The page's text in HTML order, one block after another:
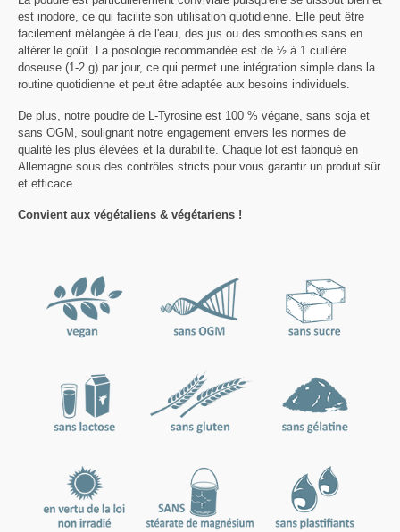
est inodore, ce qui facilite son utilisation quotidienne. Elle peut être
facilement mélangée à de l'eau, des jus ou des smoothies sans en
altérer le goût. La posologie recommandée est de ½ à 1 cuillère
doseuse (1-2 g) par jour, ce qui permet une intégration simple dans la
routine quotidienne et peut être adaptée aux besoins individuels.
De plus, notre poudre de L-Tyrosine est 100 % végane, sans soja et
sans OGM, soulignant notre engagement envers les normes de
qualité les plus élevées et la durabilité. Chaque lot est fabriqué en
Allemagne sous des contrôles stricts pour vous garantir un produit sûr
et efficace.
Convient aux végétaliens & végétariens !